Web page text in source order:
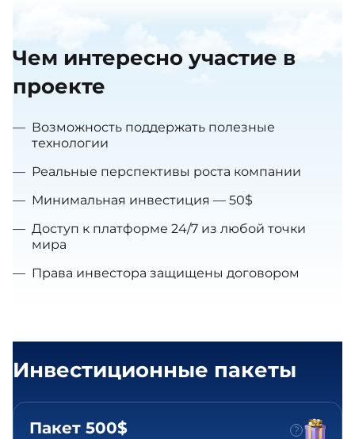
Чем интересно участие в
проекте
— Возможность поддержать полезные
технологии
— Реальные перспективы роста компании
— Минимальная инвестиция — 50$
— Доступ к платформе 24/7 из любой точки
мира
— Права инвестора защищены договором
Инвестиционные пакеты
Пакет 500$